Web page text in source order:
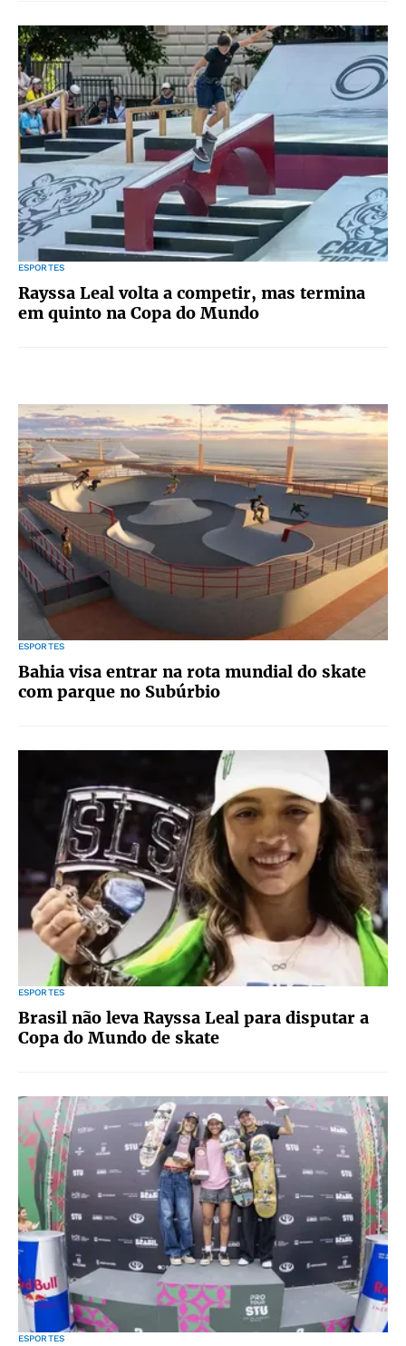
ESPORTES
Rayssa Leal volta a competir, mas termina
em quinto na Copa do Mundo
ESPORTES
Bahia visa entrar na rota mundial do skate
com parque no Subúrbio
ESPORTES
Brasil não leva Rayssa Leal para disputar a
Copa do Mundo de skate
ESPORTES